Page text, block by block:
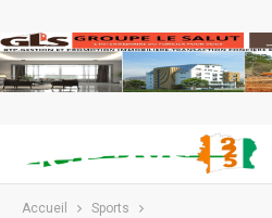
Accueil
Sports